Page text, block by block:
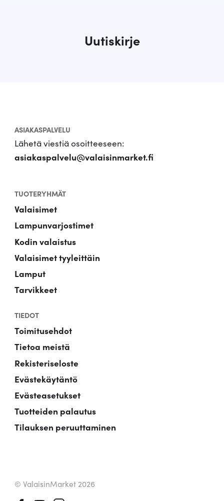
Uutiskirje
ASIAKASPALVELU
Lähetä viestiä osoitteeseen:
asiakaspalvelu@valaisinmarket.fi
TUOTERYHMÄT
Valaisimet
Lampunvarjostimet
Kodin valaistus
Valaisimet tyyleittäin
Lamput
Tarvikkeet
TIEDOT
Toimitusehdot
Tietoa meistä
Rekisteriseloste
Evästekäytäntö
Evästeasetukset
Tuotteiden palautus
Tilauksen peruuttaminen
© ValaisinMarket 2026